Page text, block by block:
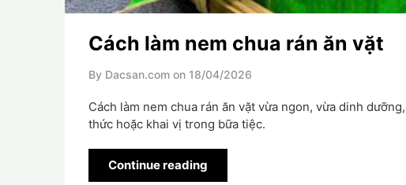
Cách làm nem chua rán ăn vặt
By Dacsan.com on 18/04/2026
Cách làm nem chua rán ăn vặt vừa ngon, vừa dinh
thức hoặc khai vị trong bữa tiệc.
Continue reading